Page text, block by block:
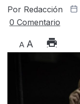
Por Redacción
0 Comentario
A A